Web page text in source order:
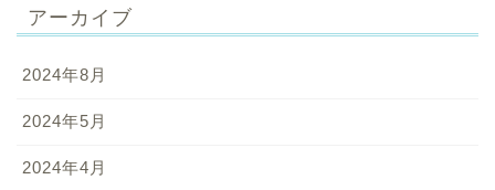
アーカイブ
2024年8月
2024年5月
2024年4月